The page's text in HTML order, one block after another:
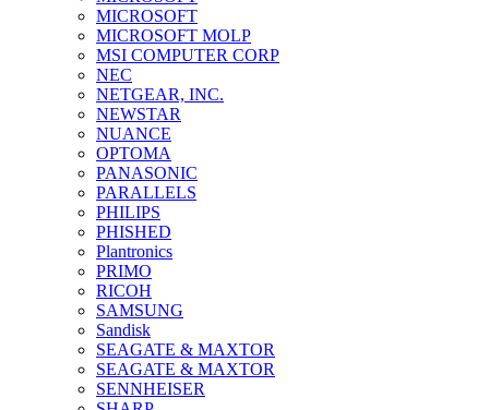
MICROSOFT
MICROSOFT MOLP
MSI COMPUTER CORP
NEC
NETGEAR, INC.
NEWSTAR
NUANCE
OPTOMA
PANASONIC
PARALLELS
PHILIPS
PHISHED
Plantronics
PRIMO
RICOH
SAMSUNG
Sandisk
SEAGATE & MAXTOR
SEAGATE & MAXTOR
SENNHEISER